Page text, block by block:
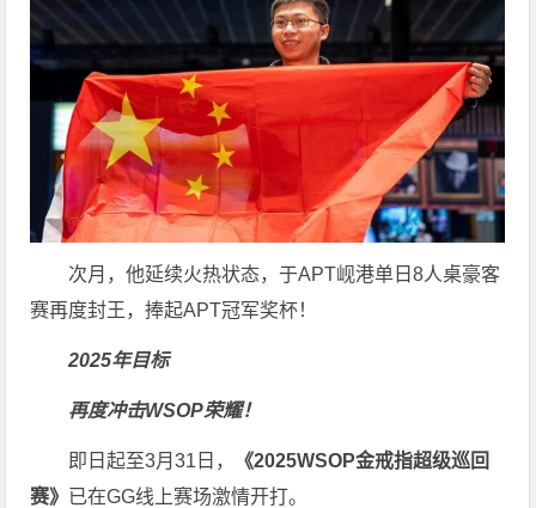
次月，他延续火热状态，于APT岘港单日8人桌豪客
赛再度封王，捧起APT冠军奖杯！
2025年目标
再度冲击WSOP荣耀！
即日起至3月31日，
《2025WSOP金戒指超级巡回
赛》 已在GG线上赛场激情开打。